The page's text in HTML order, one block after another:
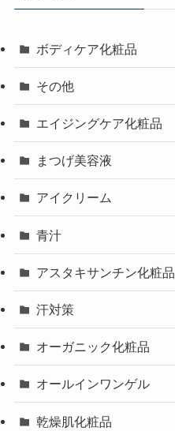
ボディケア化粧品
その他
エイジングケア化粧品
まつげ美容液
アイクリーム
青汁
アスタキサンチン化粧品
汗対策
オーガニック化粧品
オールインワンゲル
乾燥肌化粧品